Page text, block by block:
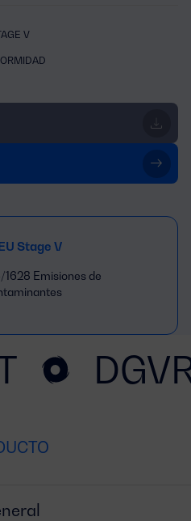
V
Stage V
1628 Emisiones de